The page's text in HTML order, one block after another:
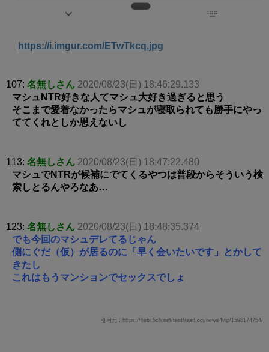
https://i.imgur.com/ETwTkcq.jpg
107: 名無しさん 2020/08/23(日) 18:46:29.133
マシュNTR好きな人てマシュ大好き過ぎると思う
そこまで愛着なかったらマシュが寝取られても勝手にやっ
ててくれとしか思えないし
113: 名無しさん 2020/08/23(日) 18:47:22.480
マシュでNTRが候補にでてくるやつは普段からそういう検
索しとるんやろなあ…
123: 名無しさん 2020/08/23(日) 18:48:35.374
でも今回のマシュデレてるじゃん
側にぐだ（仮）が居るのに「早く会いたいです」とかして
きたし
これはもうマンションでセックスでしょ
引用元：https://hebi.5ch.net/test/read.cgi/news4vip/1598174754/